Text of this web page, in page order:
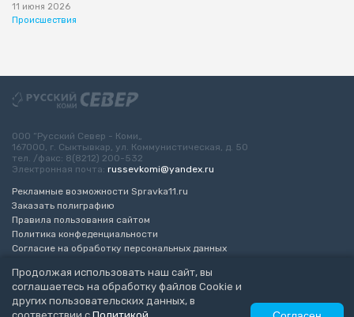
11 июня 2026
Происшествия
Продолжая использовать наш сайт, вы
соглашаетесь на обработку файлов Cookie и
других пользовательских данных, в
ООО “Русский Север - Коми„
167000, г. Сыктывкар, ул. Коммунистическая, д. 50
тел. /факс: 8(8212) 200-532
Электронная почта: russevkomi@yandex.ru
Рекламные возможности Spravka11.ru
Заказать полиграфию
Правила пользования сайтом
Политика конфеденциальности
Согласие на обработку персональных данных
Разработка сайта“ЭкспертБизнесГрупп”
© 2010-2026 Русский Север - Коми